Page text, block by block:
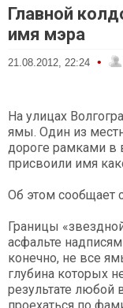
Главной
имя мэра
21.08.2012, 22:24 •
На улицах
ямы. Один из
дороге рамками в
присвоили имя
Об этом сообщает
Границы
асфальте
конечно, не все
глубина которых
результате